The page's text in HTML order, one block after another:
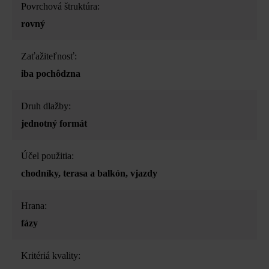
Povrchová štruktúra:
rovný
Zaťažiteľnosť:
iba pochôdzna
Druh dlažby:
jednotný formát
Účel použitia:
chodníky, terasa a balkón, vjazdy
Hrana:
fázy
Kritériá kvality: